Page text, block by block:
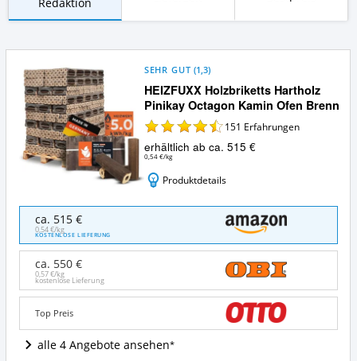
Redaktion
HEIZFUXX Holzbriketts Hartholz
Pinikay Octagon Kamin Ofen Brenn
SEHR GUT (1,3)
151 Erfahrungen
erhältlich ab ca. 515 €
0,54 €/kg
Produktdetails
HEIZFUXX
Holzbriketts
Hartholz
Pinikay
Octagon
Kamin
Ofen
Brenn
Angebote:
Wo
ca. 515 €
0,54 €/kg
KOSTENLOSE LIEFERUNG
ca. 550 €
0,57 €/kg
kostenlose Lieferung
Top Preis
alle 4 Angebote ansehen